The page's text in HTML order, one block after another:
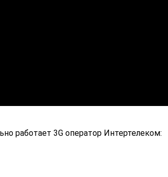
работает 3G оператор Интертелеком: